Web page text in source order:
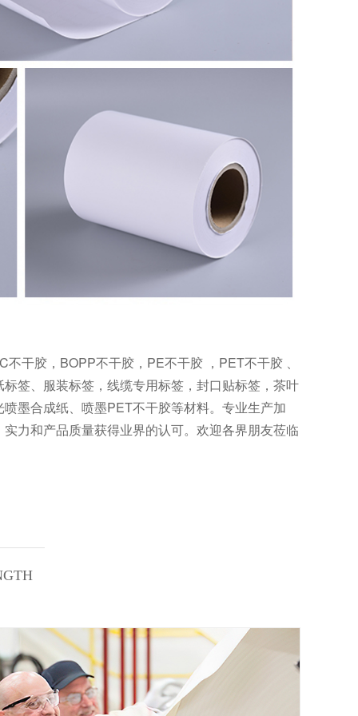
干胶，BOPP不干胶，PE不干胶 ，PET不干胶 、
签、服装标签，线缆专用标签，封口贴标签，茶叶
墨合成纸、喷墨PET不干胶等材料。专业生产加
力和产品质量获得业界的认可。欢迎各界朋友莅临